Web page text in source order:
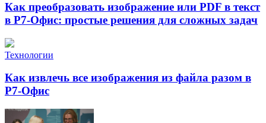
Как преобразовать изображение или PDF в текст
в Р7-Офис: простые решения для сложных задач
Технологии
Как извлечь все изображения из файла разом в
Р7-Офис